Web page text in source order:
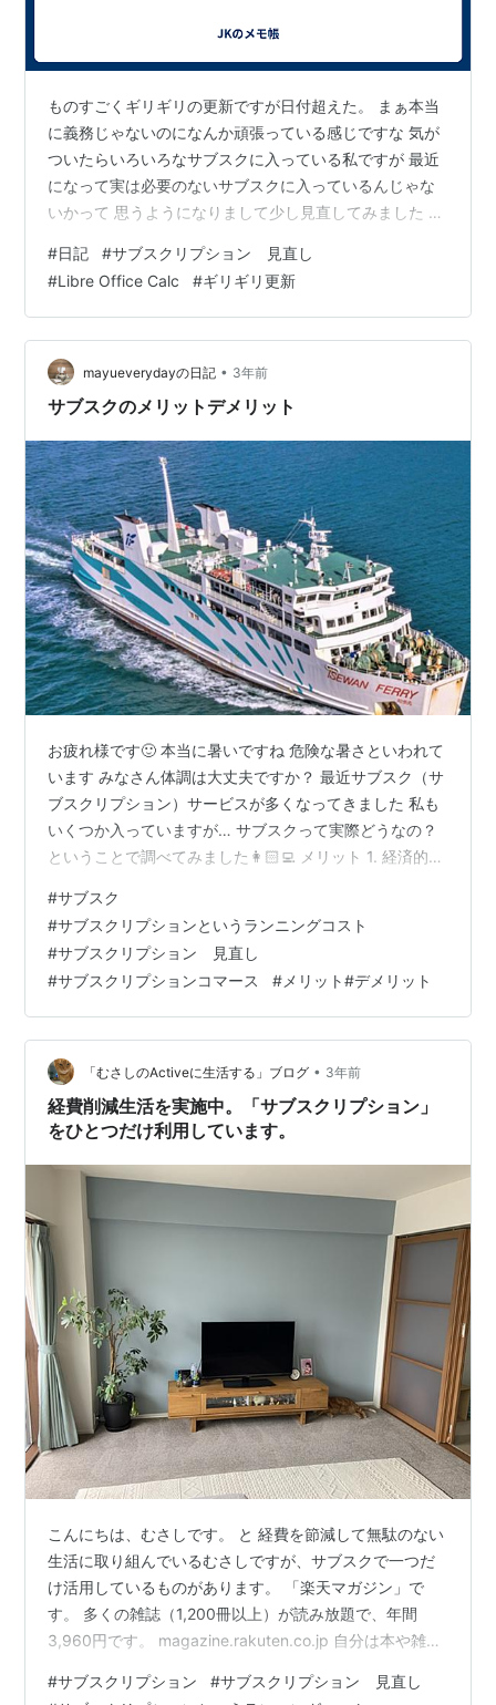
ものすごくギリギリの更新ですが日付超えた。 まぁ本当
に義務じゃないのになんか頑張っている感じですな 気が
ついたらいろいろなサブスクに入っている私ですが 最近
になって実は必要のないサブスクに入っているんじゃな
いかって 思うようになりまして少し見直してみました ま
値上げも発表されましたが新料金でもまだまだReturnの
方が大きいです 個人的にはPrime Readingがめちゃくち
ゃいいですね 子供の寝かしつけ中や就寝前にさっと読め
るので なんだかんだで読書する機会を増やすことができ
ました なのでこれはまだまだやめたくないですね 次に
Youtub…
#日記 #サブスクリプション 見直し
#Libre Office Calc #ギリギリ更新
mayueverydayの日記 • 3年前
サブスクのメリットデメリット
お疲れ様です🙂 本当に暑いですね 危険な暑さといわれて
います みなさん体調は大丈夫ですか？ 最近サブスク（サ
ブスクリプション）サービスが多くなってきました 私も
いくつか入っていますが… サブスクって実際どうなの？
ということで調べてみました👩🏻‍💻 メリット 1. 経済的な
固定料金を支払うことで、さまざまなサービスやコンテ
ンツにアクセスできます。一括で高額な費用を支払う必
要がなく、低い月額料金で利用できるため、経済的な負
担が軽減されます 2. 多様なコンテンツへのアクセス：サ
ブスクリプションモデルは、映画、音楽、書籍、ゲー
ム、新聞、マガジンなど、…
#サブスク
#サブスクリプションというランニングコスト
#サブスクリプション 見直し
#サブスクリプションコマース # メリット#デメリット
「むさしのActiveに生活する」ブログ • 3年前
経費削減生活を実施中。「サブスクリプション」
をひとつだけ利用しています。
こんにちは、むさしです。 と 経費を節減して無駄のない
生活に取り組んでいるむさしですが、サブスクで一つだ
け活用しているものがあります。 「楽天マガジン」で
す。 多くの雑誌（1,200冊以上）が読み放題で、年間
3,960円です。 magazine.rakuten.co.jp 自分は本や雑誌
てしまう所があります。 雑誌に関してはこのサブスクで
#サブスクリプション #サブスクリプション 見直し